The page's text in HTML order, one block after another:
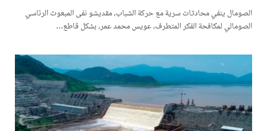
الصومال ينفي محادثات سرية مع حركة الشباب، مقديشو نفى المبعوث الرئاسي
الصومالي لمكافحة الفكر المتطرف، عويس محمد عمر، بشكل قاطع…